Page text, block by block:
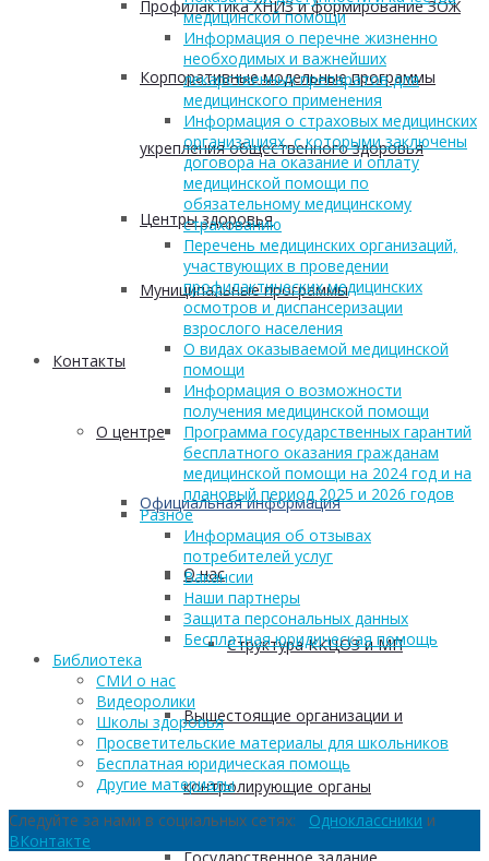
Профилактика ХНИЗ и формирование ЗОЖ
Корпоративные модельные программы
укрепления общественного здоровья
Центры здоровья
Муниципальные программы
Контакты
О центре
Официальная информация
О нас
Структура ККЦОЗ и МП
Вышестоящие организации и
контролирующие органы
медицинской помощи
Информация о перечне жизненно
необходимых и важнейших
лекарственных препаратов для
медицинского применения
Информация о страховых медицинских
организациях, с которыми заключены
договора на оказание и оплату
медицинской помощи по
обязательному медицинскому
страхованию
Перечень медицинских организаций,
участвующих в проведении
профилактических медицинских
осмотров и диспансеризации
взрослого населения
О видах оказываемой медицинской
помощи
Информация о возможности
получения медицинской помощи
Программа государственных гарантий
бесплатного оказания гражданам
медицинской помощи на 2024 год и на
плановый период 2025 и 2026 годов
Разное
Информация об отзывах
потребителей услуг
Вакансии
Наши партнеры
Защита персональных данных
Бесплатная юридическая помощь
Библиотека
СМИ о нас
Видеоролики
Школы здоровья
Просветительские материалы для школьников
Бесплатная юридическая помощь
Другие материалы
Следуйте за нами в социальных сетях: Одноклассники и
ВКонтакте